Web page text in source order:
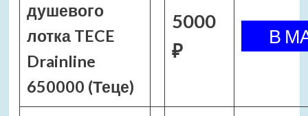
душевого
лотка TECE
Drainline
650000 (Теце)
5000
₽